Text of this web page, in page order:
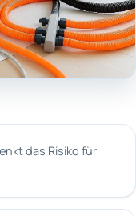
das Risiko für